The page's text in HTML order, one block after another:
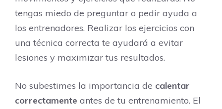
tengas miedo de preguntar o pedir ayuda a
los entrenadores. Realizar los ejercicios con
una técnica correcta te ayudará a evitar
lesiones y maximizar tus resultados.
No subestimes la importancia de calentar
correctamente antes de tu entrenamiento. El